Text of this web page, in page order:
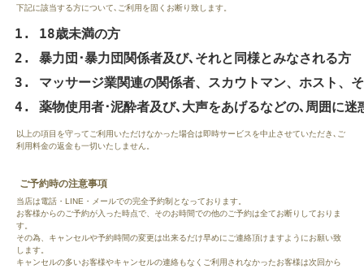
下記に該当する方について､ご利用を固くお断り致します。
18歳未満の方
暴力団･暴力団関係者及び､それと同様とみなされる方
マッサージ業関連の関係者、スカウトマン、ホスト、
薬物使用者･泥酔者及び､大声をあげるなどの､周囲に
以上の項目を守ってご利用いただけなかった場合は即時サービスを中止させていただき､ご
利用料金の返金も一切いたしません。
ご予約時の注意事項
当店は電話・LINE・メールでの完全予約制となっております。
お客様からのご予約が入った時点で、そのお時間での他のご予約は全てお断りしておりま
す。
その為、キャンセルや予約時間の変更は出来るだけ早めにご連絡頂けますようにお願い致
します。
キャンセルの多いお客様やキャンセルの連絡もなくご利用されなかったお客様は次回から